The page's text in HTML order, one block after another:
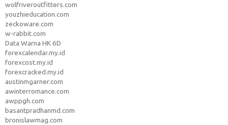
wolfriveroutfitters.com
youzhieducation.com
zeckoware.com
w-rabbit.com
Data Warna HK 6D
forexcalendar.my.id
forexcost.my.id
forexcracked.my.id
austinmgarner.com
awinterromance.com
awppgh.com
basantpradhanmd.com
bronislawmag.com